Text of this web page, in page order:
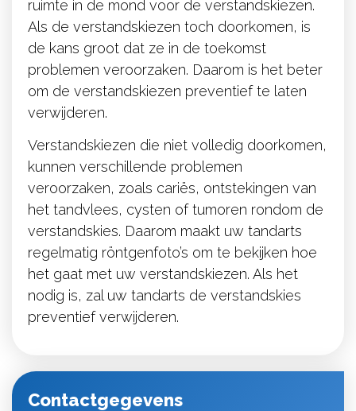
ruimte in de mond voor de verstandskiezen.
Als de verstandskiezen toch doorkomen, is
de kans groot dat ze in de toekomst
problemen veroorzaken. Daarom is het beter
om de verstandskiezen preventief te laten
verwijderen.
Verstandskiezen die niet volledig doorkomen,
kunnen verschillende problemen
veroorzaken, zoals cariës, ontstekingen van
het tandvlees, cysten of tumoren rondom de
verstandskies. Daarom maakt uw tandarts
regelmatig röntgenfoto’s om te bekijken hoe
het gaat met uw verstandskiezen. Als het
nodig is, zal uw tandarts de verstandskies
preventief verwijderen.
Contactgegevens